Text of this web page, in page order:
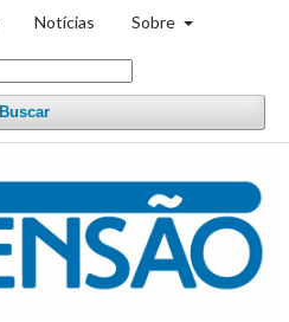
Notícias Sobre
Buscar